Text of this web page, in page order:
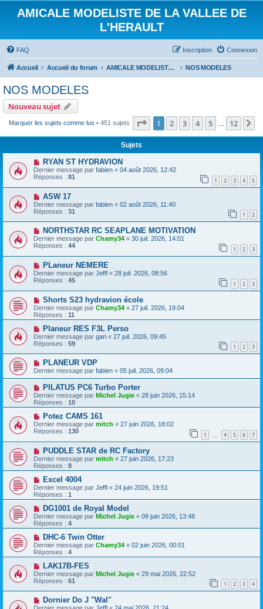
AMICALE MODELISTE DE LA VALLEE DE
L'HERAULT
FAQ Connexion
Inscription
Accueil Accueil du forum AMICALE MODELISTE DE LA VALLEE DE L'HERAULT NOS MODELES
NOS MODELES
Nouveau sujet
Marquer les sujets comme lus • 451 sujets Page 1sur12
1 2 3 4 5 12
Sujets
RYAN ST HYDRAVION
Dernier message par fabien « 04 août 2026, 12:42
Réponses : 81 1 2 3 4 5
ASW 17
Dernier message par fabien « 02 août 2026, 11:40
Réponses : 31 1 2
NORTHSTAR RC SEAPLANE MOTIVATION
Dernier message par Chamy34 « 30 juil. 2026, 14:01
Réponses : 44 1 2 3
PLaneur NEMERE
Dernier message par Jeffl « 28 juil. 2026, 08:56
Réponses : 45 1 2 3
Shorts S23 hydravion école
Dernier message par Chamy34 « 27 juil. 2026, 19:04
Réponses : 11
Planeur RES F3L Perso
Dernier message par gari « 27 juil. 2026, 09:45
Réponses : 59 1 2 3
PLANEUR VDP
Dernier message par fabien « 05 juil. 2026, 09:04
PILATUS PC6 Turbo Porter
Dernier message par Michel Jugie « 28 juin 2026, 15:14
Réponses : 10
Potez CAMS 161
Dernier message par mitch « 27 juin 2026, 18:02
Réponses : 130 1 … 4 5 6 7
PUDDLE STAR de RC Factory
Dernier message par mitch « 27 juin 2026, 17:23
Réponses : 8
Excel 4004
Dernier message par Jeffl « 24 juin 2026, 19:51
Réponses : 1
DG1001 de Royal Model
Dernier message par Michel Jugie « 09 juin 2026, 13:48
Réponses : 4
DHC-6 Twin Otter
Dernier message par Chamy34 « 02 juin 2026, 00:01
Réponses : 4
LAK17B-FES
Dernier message par Michel Jugie « 29 mai 2026, 22:52
Réponses : 61 1 2 3 4
Dornier Do J "Wal"